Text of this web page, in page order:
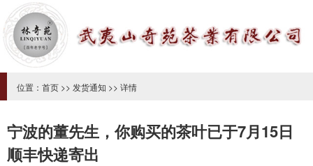
位置： 首页 >> 发货通知 >> 详情
宁波的董先生，你购买的茶叶已于7月15日
顺丰快递寄出